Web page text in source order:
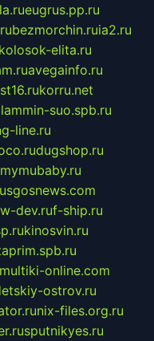
eugrus.pp.ru
bezmorchin.ruia2.ru
kolosok-elita.ru
avegainfo.ru
korru.net
lammin-suo.spb.ru
line.ru
dugshop.ru
mymubaby.ru
w-dev.ruf-ship.ru
kinosvin.ru
multiki-online.com
ostrov.ru
nix-files.org.ru
sputnikyes.ru